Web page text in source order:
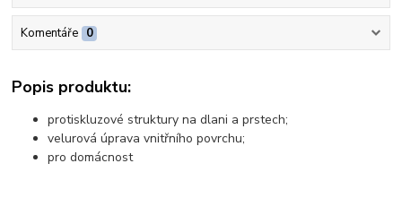
Komentáře 0
Popis produktu:
protiskluzové struktury na dlani a prstech;
velurová úprava vnitřního povrchu;
pro domácnost